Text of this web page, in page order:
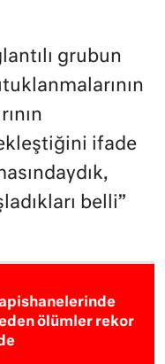
grubun
ifade
belli”
ölümler rekor